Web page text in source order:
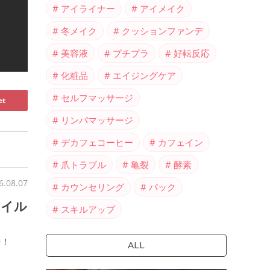
ル
アイライナー
アイメイク
冬メイク
クッションファンデ
美容液
プチプラ
好転反応
化粧品
エイジングケア
セルフマッサージ
リンパマッサージ
デカフェコーヒー
カフェイン
爪トラブル
亀裂
酵素
カウンセリング
パック
スキルアップ
ALL